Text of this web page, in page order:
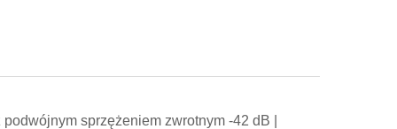
sprzężeniem zwrotnym -42 dB |